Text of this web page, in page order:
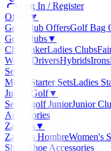
Log In / Register
Offers
▼
Golf Club OffersGolf Bag
Golf Clubs▼
ClubmakerLadies Clubs
Woods DriversHybridsIrons
Sets
Men's Starter SetsLadies
Junior Golf▼
Set de golf JuniorJunior
Accessories
Zapatos▼
Zapatos HombreWomen's
Shoes
Shoe Accessories